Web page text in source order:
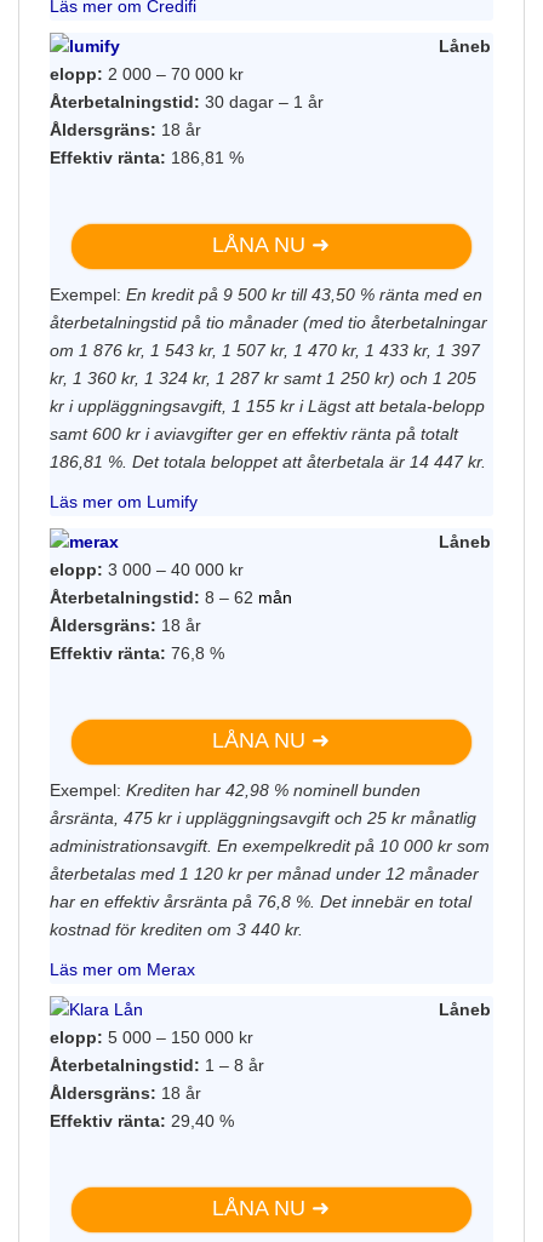
Läs mer om Credifi
Låneb
elopp: 2 000 – 70 000 kr
Återbetalningstid: 30 dagar – 1 år
Åldersgräns: 18 år
Effektiv ränta: 186,81 %
LÅNA NU ➜
Exempel: En kredit på 9 500 kr till 43,50 % ränta med en
återbetalningstid på tio månader (med tio återbetalningar
om 1 876 kr, 1 543 kr, 1 507 kr, 1 470 kr, 1 433 kr, 1 397
kr, 1 360 kr, 1 324 kr, 1 287 kr samt 1 250 kr) och 1 205
kr i uppläggningsavgift, 1 155 kr i Lägst att betala-belopp
samt 600 kr i aviavgifter ger en effektiv ränta på totalt
186,81 %. Det totala beloppet att återbetala är 14 447 kr.
Läs mer om Lumify
Låneb
elopp: 3 000 – 40 000 kr
Återbetalningstid: 8 – 62 mån
Åldersgräns: 18 år
Effektiv ränta: 76,8 %
LÅNA NU ➜
Exempel: Krediten har 42,98 % nominell bunden
årsränta, 475 kr i uppläggningsavgift och 25 kr månatlig
administrationsavgift. En exempelkredit på 10 000 kr som
återbetalas med 1 120 kr per månad under 12 månader
har en effektiv årsränta på 76,8 %. Det innebär en total
kostnad för krediten om 3 440 kr.
Läs mer om Merax
Låneb
elopp: 5 000 – 150 000 kr
Återbetalningstid: 1 – 8 år
Åldersgräns: 18 år
Effektiv ränta: 29,40 %
LÅNA NU ➜